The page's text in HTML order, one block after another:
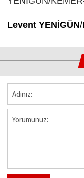
Levent YENİGÜN/